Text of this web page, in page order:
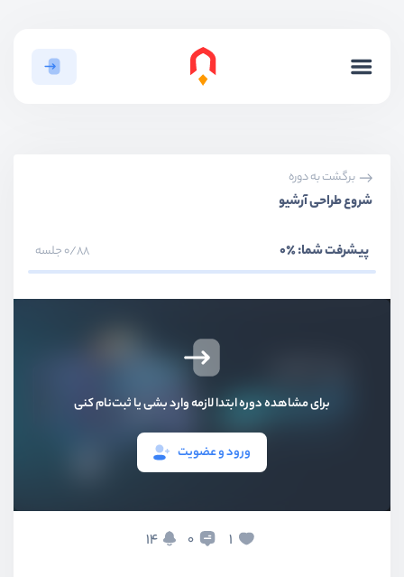
برگشت به دوره
شروع طراحی آرشیو
پیشرفت شما:٪0 0/88 جلسه
برای مشاهده دوره ابتدا لازمه وارد بشی یا ثبت‌نام کنی
ورود و عضویت
1
0
14
بخش اول مقدمه و آماده سازی پروژه
بخش دوم طراحی هدر پروژه
بخش سوم طراحی فوتر پروژه
بخش پنجم طراحی صفحه نوشته
طراحی صفحه محصول
طراحی برخی صفحات جانبی